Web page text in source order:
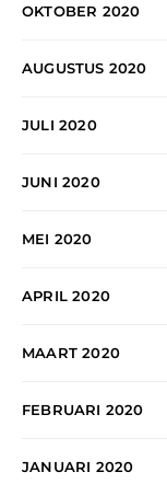
OKTOBER 2020
AUGUSTUS 2020
JULI 2020
JUNI 2020
MEI 2020
APRIL 2020
MAART 2020
FEBRUARI 2020
JANUARI 2020